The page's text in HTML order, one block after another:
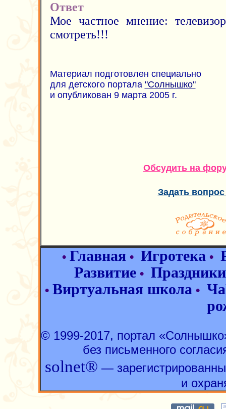
Ответ
Мое частное мнение:
смотреть!!!
Материал подготовлен специально
для детского портала "Солнышко"
и опубликован 9 марта 2005 г.
Обсудить на
Задать
• Главная • Игротека •
Развитие• Праздники
• Виртуальная школа •
© 1999-2017, портал
без письменного
solnet® —
и